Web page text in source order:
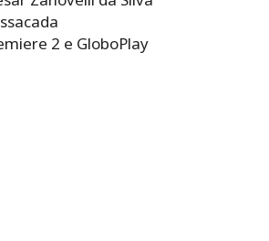
2 e GloboPlay